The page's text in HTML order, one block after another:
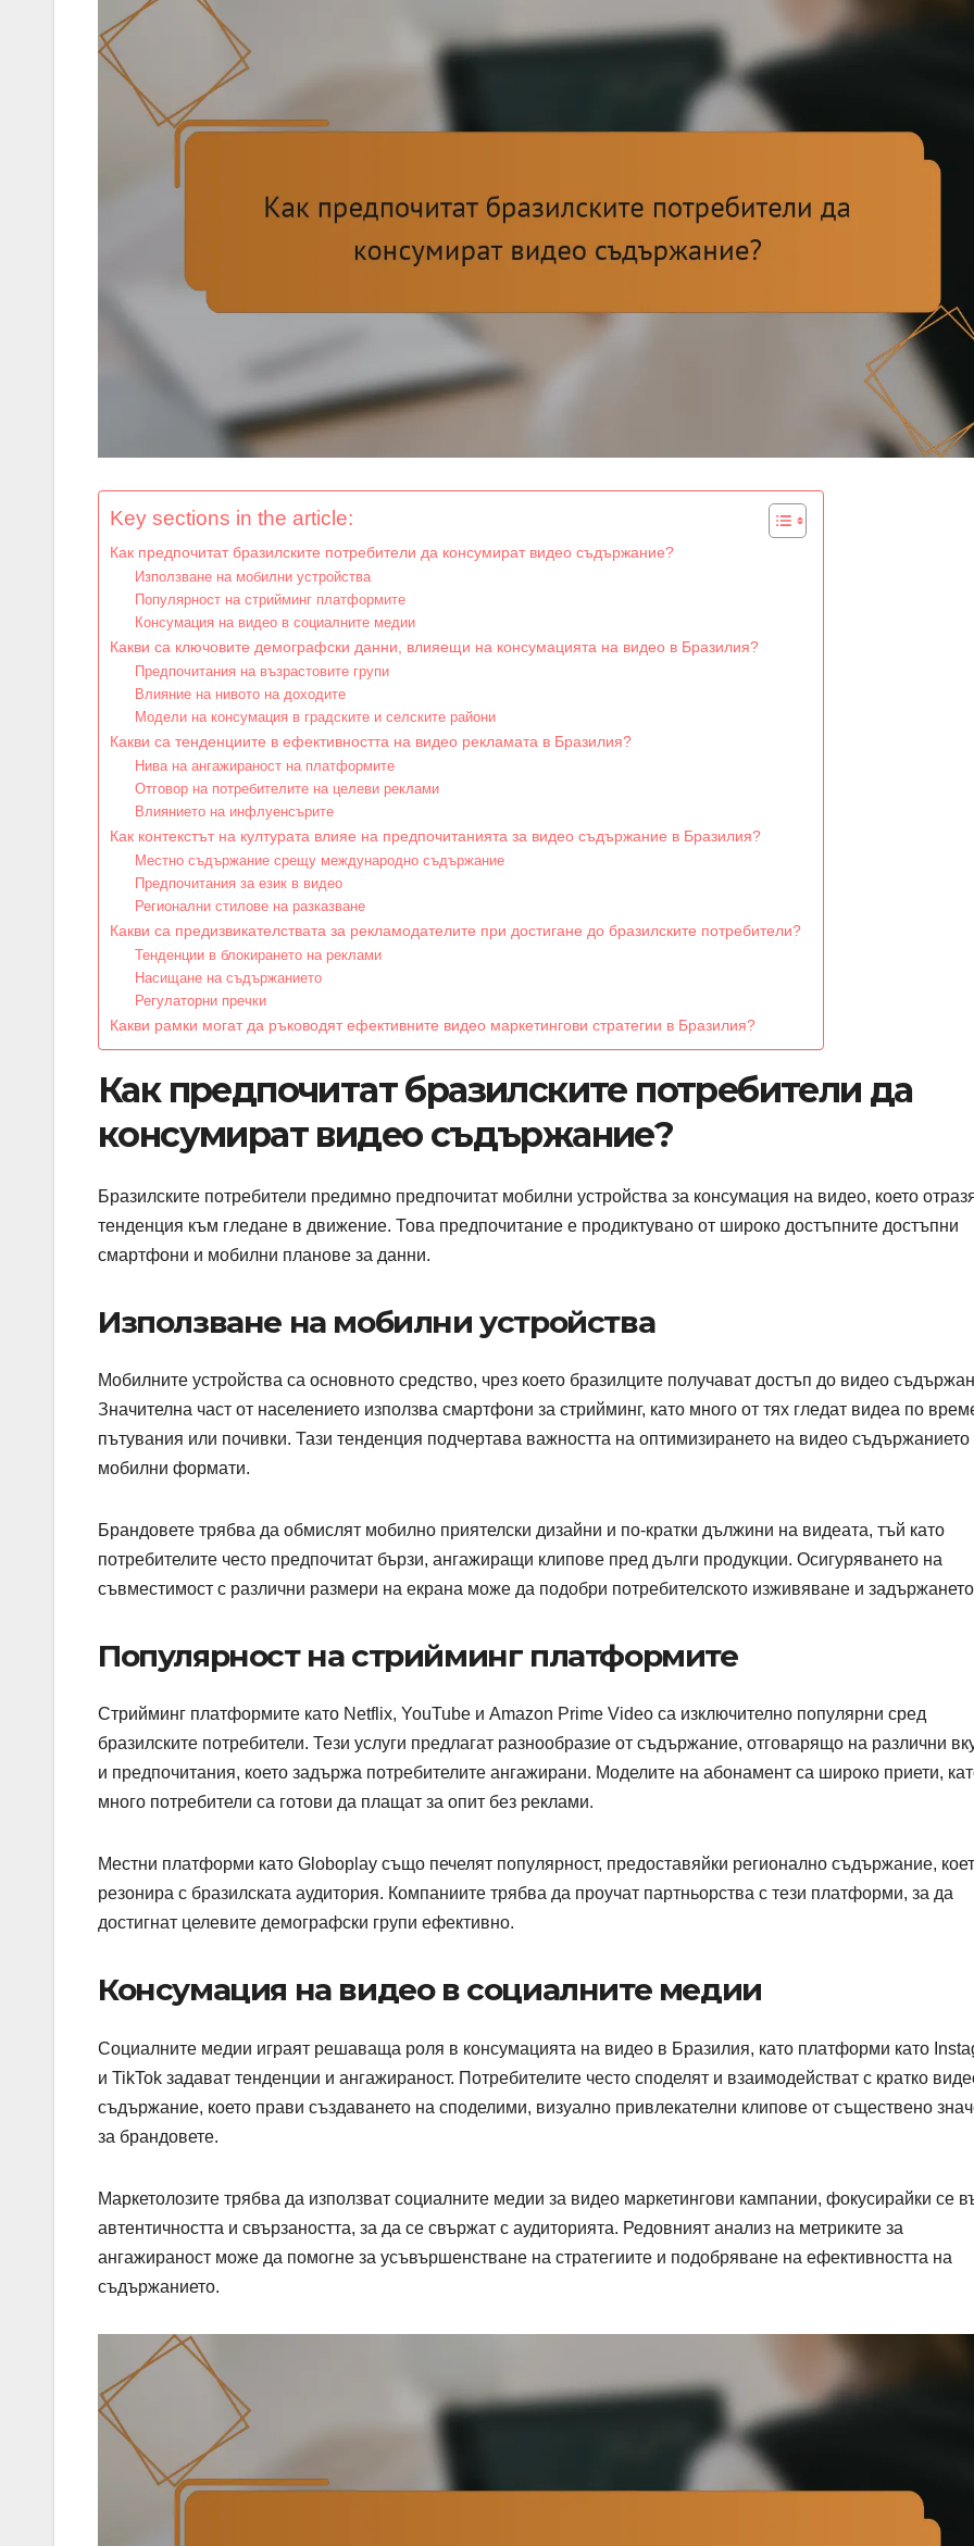
Key sections in the article:
Как предпочитат бразилските потребители да консумират видео съдържание?
Използване на мобилни устройства
Популярност на стрийминг платформите
Консумация на видео в социалните медии
Какви са ключовите демографски данни, влияещи на консумацията на видео в Бразилия?
Предпочитания на възрастовите групи
Влияние на нивото на доходите
Модели на консумация в градските и селските райони
Какви са тенденциите в ефективността на видео рекламата в Бразилия?
Нива на ангажираност на платформите
Отговор на потребителите на целеви реклами
Влиянието на инфлуенсърите
Как контекстът на културата влияе на предпочитанията за видео съдържание в Бразилия?
Местно съдържание срещу международно съдържание
Предпочитания за език в видео
Регионални стилове на разказване
Какви са предизвикателствата за рекламодателите при достигане до бразилските потребители?
Тенденции в блокирането на реклами
Насищане на съдържанието
Регулаторни пречки
Какви рамки могат да ръководят ефективните видео маркетингови стратегии в Бразилия?
Как предпочитат бразилските потребители да
консумират видео съдържание?
Бразилските потребители предимно предпочитат мобилни устройства за консумация на видео, което
тенденция към гледане в движение. Това предпочитание е продиктувано от широко достъпните достъпни
смартфони и мобилни планове за данни.
Използване на мобилни устройства
Мобилните устройства са основното средство, чрез което бразилците получават достъп до видео
Значителна част от населението използва смартфони за стрийминг, като много от тях гледат видеа по
пътувания или почивки. Тази тенденция подчертава важността на оптимизирането на видео съдържанието
мобилни формати.
Брандовете трябва да обмислят мобилно приятелски дизайни и по-кратки дължини на видеата, тъй като
потребителите често предпочитат бързи, ангажиращи клипове пред дълги продукции. Осигуряването на
съвместимост с различни размери на екрана може да подобри потребителското изживяване и
Популярност на стрийминг платформите
Стрийминг платформите като Netflix, YouTube и Amazon Prime Video са изключително популярни сред
бразилските потребители. Тези услуги предлагат разнообразие от съдържание, отговарящо на различни
и предпочитания, което задържа потребителите ангажирани. Моделите на абонамент са широко приети,
много потребители са готови да плащат за опит без реклами.
Местни платформи като Globoplay също печелят популярност, предоставяйки регионално съдържание,
резонира с бразилската аудитория. Компаниите трябва да проучат партньорства с тези платформи, за да
достигнат целевите демографски групи ефективно.
Консумация на видео в социалните медии
Социалните медии играят решаваща роля в консумацията на видео в Бразилия, като платформи като
и TikTok задават тенденции и ангажираност. Потребителите често споделят и взаимодействат с кратко
съдържание, което прави създаването на споделими, визуално привлекателни клипове от съществено
за брандовете.
Маркетолозите трябва да използват социалните медии за видео маркетингови кампании, фокусирайки се
автентичността и свързаността, за да се свържат с аудиторията. Редовният анализ на метриките за
ангажираност може да помогне за усъвършенстване на стратегиите и подобряване на ефективността на
съдържанието.